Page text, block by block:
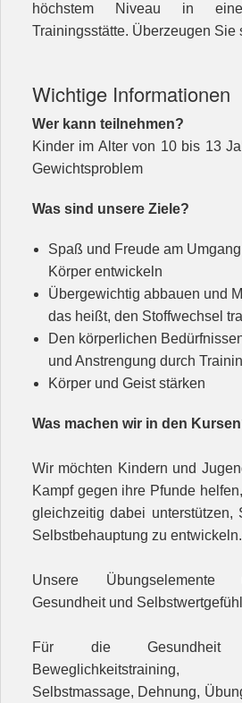
höchstem Niveau in
Trainingsstätte. Überzeugen Sie
Wichtige Informationen
Wer kann teilnehmen?
Kinder im Alter von 10 bis 13
Gewichtsproblem
Was sind unsere Ziele?
Spaß und Freude am
Körper entwickeln
Übergewichtig abbauen und
das heißt, den Stoffwechsel
Den körperlichen
und Anstrengung durch
Körper und Geist stärken
Was machen wir in den
Wir möchten Kindern und
Kampf gegen ihre Pfunde
gleichzeitig dabei unterstützen,
Selbstbehauptung zu entwickeln.
Unsere Übungselemente
Gesundheit und
Für die Gesundheit
Selbstmassage, Dehnung,